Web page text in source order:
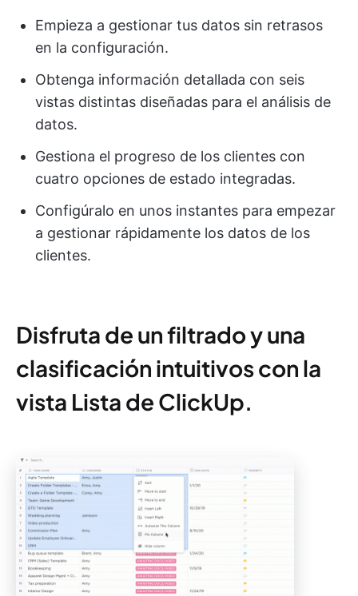
Empieza a gestionar tus datos sin retrasos
en la configuración.
Obtenga información detallada con seis
vistas distintas diseñadas para el análisis de
datos.
Gestiona el progreso de los clientes con
cuatro opciones de estado integradas.
Configúralo en unos instantes para empezar
a gestionar rápidamente los datos de los
clientes.
Disfruta de un filtrado y una
clasificación intuitivos con la
vista Lista de ClickUp.